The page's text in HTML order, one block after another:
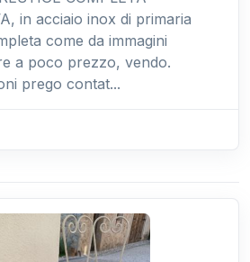
in acciaio inox di primaria
come da immagini
a poco prezzo, vendo.
prego contat...